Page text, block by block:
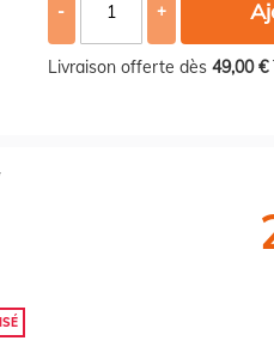
- +
Livraison offerte dès 49,00 €